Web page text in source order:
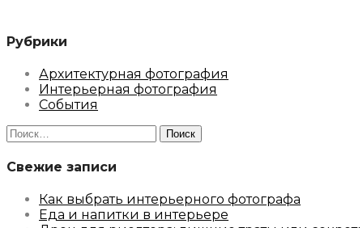
Рубрики
Архитектурная фотография
Интерьерная фотография
События
Найти:
Свежие записи
Как выбрать интерьерного фотографа
Еда и напитки в интерьере